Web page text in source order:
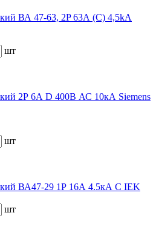
ВА 47-63, 2P 63А (C) 4,5kA
шт
2Р 6А D 400В АС 10кА Siemens
шт
ВА47-29 1Р 16А 4.5кА С IEK
шт